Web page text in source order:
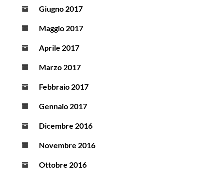
Giugno 2017
Maggio 2017
Aprile 2017
Marzo 2017
Febbraio 2017
Gennaio 2017
Dicembre 2016
Novembre 2016
Ottobre 2016